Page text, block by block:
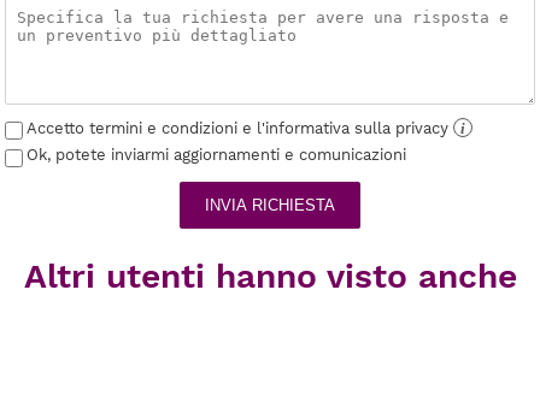
Accetto termini e condizioni e l'informativa sulla privacy
i
Ok, potete inviarmi aggiornamenti e comunicazioni
INVIA RICHIESTA
Altri utenti hanno visto anche